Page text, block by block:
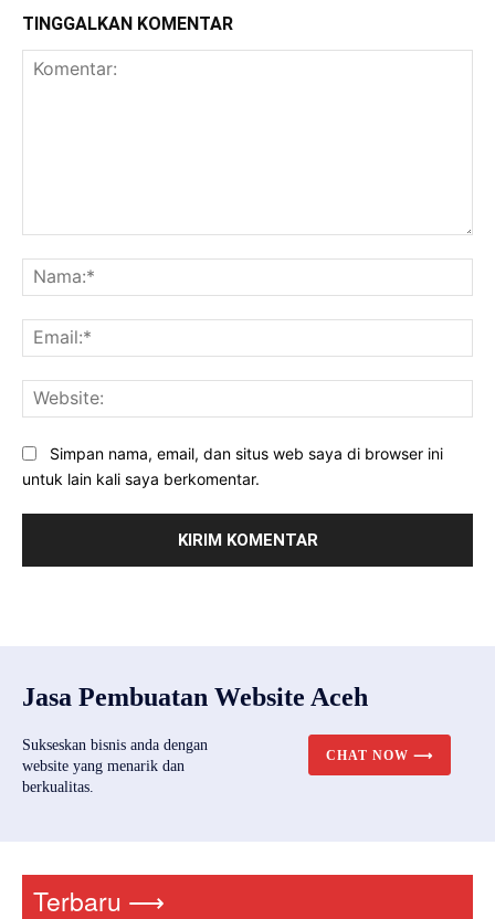
TINGGALKAN KOMENTAR
Simpan nama, email, dan situs web saya di browser ini
untuk lain kali saya berkomentar.
Jasa Pembuatan Website Aceh
Sukseskan bisnis anda dengan
website yang menarik dan
berkualitas.
CHAT NOW ⟶
Terbaru ⟶